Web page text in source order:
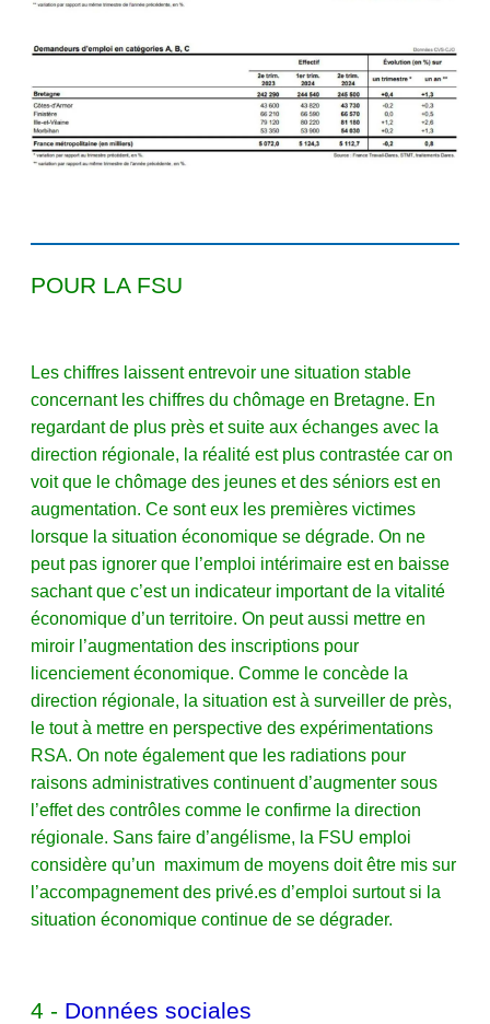
POUR LA FSU
Les chiffres laissent entrevoir une situation stable
concernant les chiffres du chômage en Bretagne. En
regardant de plus près et suite aux échanges avec la
direction régionale, la réalité est plus contrastée car on
voit que le chômage des jeunes et des séniors est en
augmentation. Ce sont eux les premières victimes
lorsque la situation économique se dégrade. On ne
peut pas ignorer que l’emploi intérimaire est en baisse
sachant que c’est un indicateur important de la vitalité
économique d’un territoire. On peut aussi mettre en
miroir l’augmentation des inscriptions pour
licenciement économique. Comme le concède la
direction régionale, la situation est à surveiller de près,
le tout à mettre en perspective des expérimentations
RSA. On note également que les radiations pour
raisons administratives continuent d’augmenter sous
l’effet des contrôles comme le confirme la direction
régionale. Sans faire d’angélisme, la FSU emploi
considère qu’un maximum de moyens doit être mis sur
l’accompagnement des privé.es d’emploi surtout si la
situation économique continue de se dégrader.
4 - Données sociales